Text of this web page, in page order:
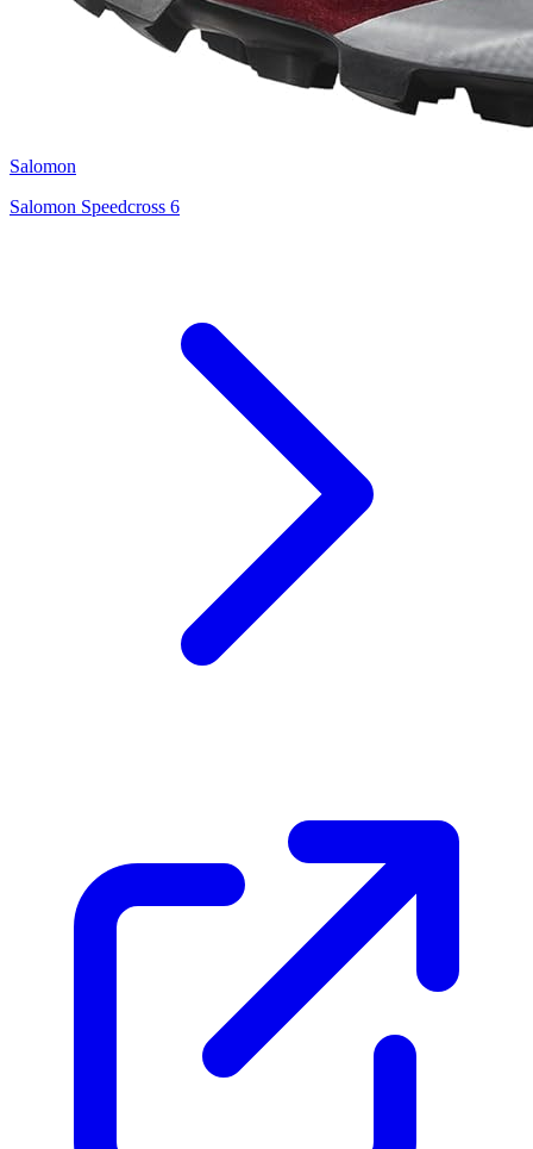
Salomon
Salomon Speedcross 6